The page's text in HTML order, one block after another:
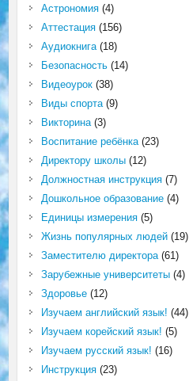
Астрономия(4)
Аттестация(156)
Аудиокнига(18)
Безопасность(14)
Видеоурок(38)
Виды спорта(9)
Викторина(3)
Воспитание ребёнка(23)
Директору школы(12)
Должностная инструкция(7)
Дошкольное образование(4)
Единицы измерения(5)
Жизнь популярных людей(19)
Заместителю директора(61)
Зарубежные университеты(4)
Здоровье(12)
Изучаем английский язык! (44)
Изучаем корейский язык! (5)
Изучаем русский язык! (16)
Инструкция(23)